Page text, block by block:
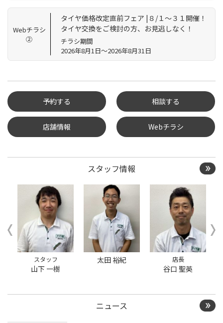
Webチラシ
②
タイヤ価格改定直前フェア |８/１～３１開催！
タイヤ交換をご検討の方、お見逃しなく！
チラシ期間
2026年8月1日～2026年8月31日
予約する
タイヤ点検・安全点検/タ
約
クローク契約会員専用タ
イヤ履き替え※タイヤ履
き替えを希望のクローク
契約会員の方はこちらを
選択ください
本日のタイヤ履き替え順
番待ち予約 ※クローク契
約会員の方はご利用いた
だけません
相談する
店舗情報 Webチラシ
スタッフ情報
スタッフ
山下 一樹
太田 裕紀 店長
谷口 聖英
ニュース